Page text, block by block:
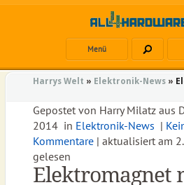
Menü
Harrys Welt » Elektronik-News»
Gepostet von Harry Milatzaus
2014in Elektronik-News |
Kommentare| aktualisiert am
gelesen
Elektromagnet